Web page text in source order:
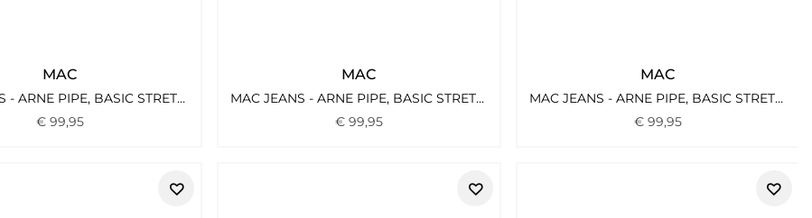
MAC
MAC JEANS - ARNE PIPE, BASIC STRETCH DENIM BLAU3
€99,95
MAC
MAC JEANS - ARNE PIPE, BASIC STRETCH DENIM BLAU2
€99,95
MAC
MAC JEANS - ARNE PIPE, BASIC STRETCH DENIM BLAU1
€99,95